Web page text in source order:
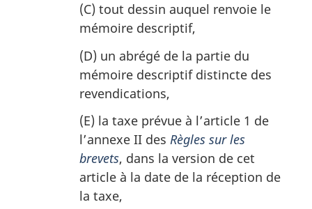
(C) tout dessin auquel renvoie le
mémoire descriptif,
(D) un abrégé de la partie du
mémoire descriptif distincte des
revendications,
(E) la taxe prévue à l’article 1 de
l’annexe II des Règles sur les
brevets, dans la version de cet
article à la date de la réception de
la taxe,